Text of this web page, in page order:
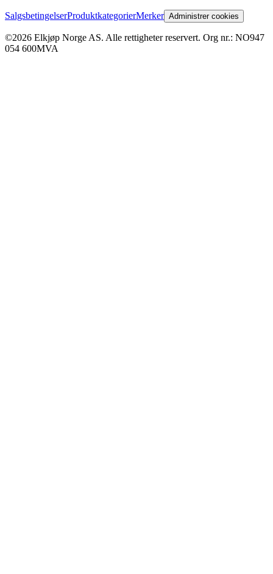
SalgsbetingelserProduktkategorierMerker Administrer cookies
©2026 Elkjøp Norge AS. Alle rettigheter reservert. Org nr.: NO947
054 600MVA